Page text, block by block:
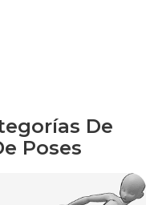
De
Poses